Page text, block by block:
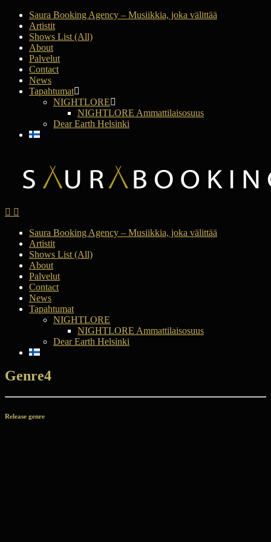
Saura Booking Agency – Musiikkia, joka välittää
Artistit
Shows List (All)
About
Palvelut
Contact
News
Tapahtumat
NIGHTLORE
NIGHTLORE Ammattilaisosuus
Dear Earth Helsinki
Saura Booking Agency – Musiikkia, joka välittää
Artistit
Shows List (All)
About
Palvelut
Contact
News
Tapahtumat
NIGHTLORE
NIGHTLORE Ammattilaisosuus
Dear Earth Helsinki
Genre4
Release genre